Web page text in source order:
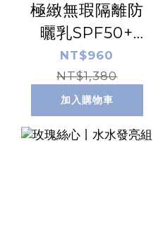
極緻無瑕隔離防
曬乳SPF50+
☆☆☆ 【清透
版】 50ml
NT$960
NT$1,380
加入購物車